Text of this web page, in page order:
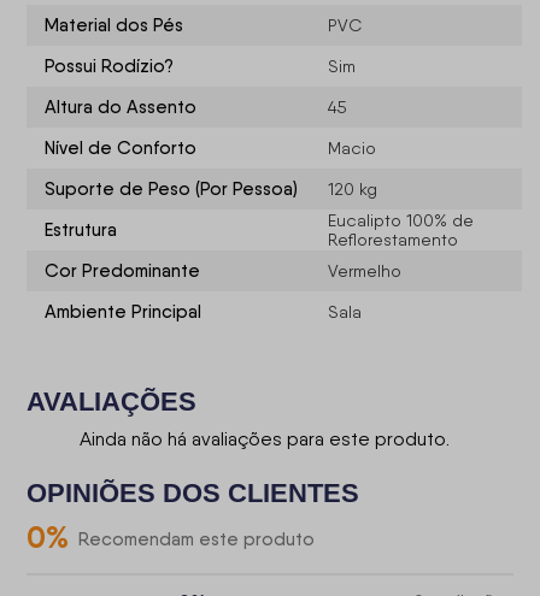
Material dos Pés PVC
Possui Rodízio? Sim
Altura do Assento 45
Nível de Conforto Macio
Suporte de Peso (Por Pessoa) 120 kg
Estrutura
Eucalipto 100% de
Reflorestamento
Cor Predominante Vermelho
Ambiente Principal Sala
AVALIAÇÕES
Ainda não há avaliações para este produto.
OPINIÕES DOS CLIENTES
0% Recomendam este produto